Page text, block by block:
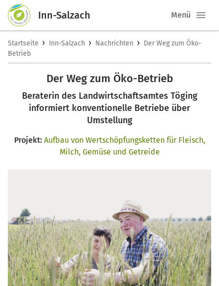
Inn-Salzach Menü
Startseite › Inn-Salzach › Nachrichten › Der Weg zum Öko-
Betrieb
Der Weg zum Öko-Betrieb
Beraterin des Landwirtschaftsamtes Töging
informiert konventionelle Betriebe über
Umstellung
Projekt: Aufbau von Wertschöpfungsketten für Fleisch,
Milch, Gemüse und Getreide